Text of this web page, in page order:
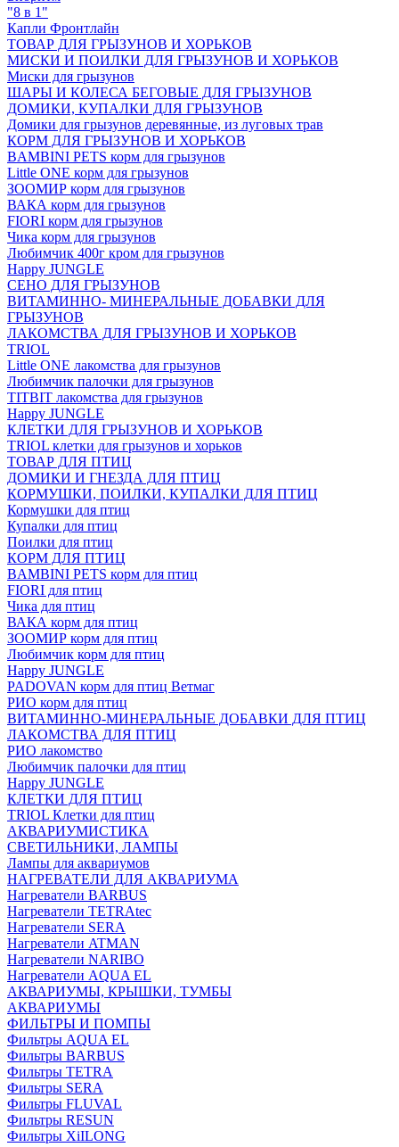
"8 в 1"
Капли Фронтлайн
ТОВАР ДЛЯ ГРЫЗУНОВ И ХОРЬКОВ
МИСКИ И ПОИЛКИ ДЛЯ ГРЫЗУНОВ И ХОРЬКОВ
Миски для грызунов
ШАРЫ И КОЛЕСА БЕГОВЫЕ ДЛЯ ГРЫЗУНОВ
ДОМИКИ, КУПАЛКИ ДЛЯ ГРЫЗУНОВ
Домики для грызунов деревянные, из луговых трав
КОРМ ДЛЯ ГРЫЗУНОВ И ХОРЬКОВ
BAMBINI PETS корм для грызунов
Little ONE корм для грызунов
ЗООМИР корм для грызунов
ВАКА корм для грызунов
FIORI корм для грызунов
Чика корм для грызунов
Любимчик 400г кром для грызунов
Happy JUNGLE
СЕНО ДЛЯ ГРЫЗУНОВ
ВИТАМИННО- МИНЕРАЛЬНЫЕ ДОБАВКИ ДЛЯ
ГРЫЗУНОВ
ЛАКОМСТВА ДЛЯ ГРЫЗУНОВ И ХОРЬКОВ
TRIOL
Little ONE лакомства для грызунов
Любимчик палочки для грызунов
TITBIT лакомства для грызунов
Happy JUNGLE
КЛЕТКИ ДЛЯ ГРЫЗУНОВ И ХОРЬКОВ
TRIOL клетки для грызунов и хорьков
ТОВАР ДЛЯ ПТИЦ
ДОМИКИ И ГНЕЗДА ДЛЯ ПТИЦ
КОРМУШКИ, ПОИЛКИ, КУПАЛКИ ДЛЯ ПТИЦ
Кормушки для птиц
Купалки для птиц
Поилки для птиц
КОРМ ДЛЯ ПТИЦ
BAMBINI PETS корм для птиц
FIORI для птиц
Чика для птиц
ВАКА корм для птиц
ЗООМИР корм для птиц
Любимчик корм для птиц
Happy JUNGLE
PADOVAN корм для птиц Ветмаг
РИО корм для птиц
ВИТАМИННО-МИНЕРАЛЬНЫЕ ДОБАВКИ ДЛЯ ПТИЦ
ЛАКОМСТВА ДЛЯ ПТИЦ
РИО лакомство
Любимчик палочки для птиц
Happy JUNGLE
КЛЕТКИ ДЛЯ ПТИЦ
TRIOL Клетки для птиц
АКВАРИУМИСТИКА
СВЕТИЛЬНИКИ, ЛАМПЫ
Лампы для аквариумов
НАГРЕВАТЕЛИ ДЛЯ АКВАРИУМА
Нагреватели BARBUS
Нагреватели TETRAtec
Нагреватели SERA
Нагреватели ATMAN
Нагреватели NARIBO
Нагреватели AQUA EL
АКВАРИУМЫ, КРЫШКИ, ТУМБЫ
АКВАРИУМЫ
ФИЛЬТРЫ И ПОМПЫ
Фильтры AQUA EL
Фильтры BARBUS
Фильтры ТETRA
Фильтры SERA
Фильтры FLUVAL
Фильтры RESUN
Фильтры XiILONG